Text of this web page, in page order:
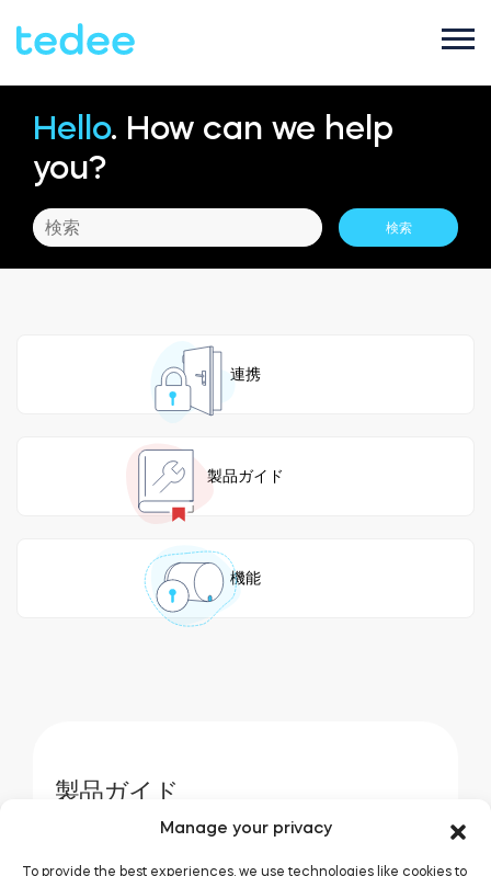
Manage your privacy
To provide the best experiences, we use technologies like cookies to
ご利用シーン
ご家庭で
スマートホーム・インテグレーション
プロダクト
Smart lock
Home access
Hello. How can we help
you?
連携
製品ガイド
機能
製品ガイド
tedeeドアセンサー